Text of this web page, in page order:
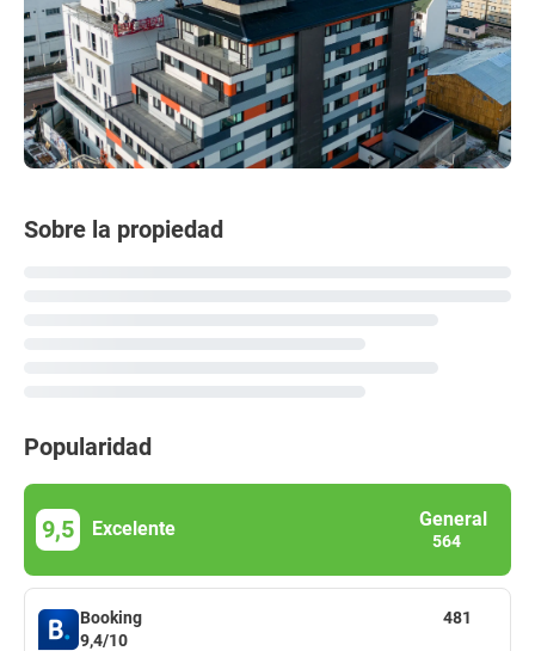
Sobre la propiedad
Popularidad
9,5 Excelente General
564
Booking
9,4/10
481